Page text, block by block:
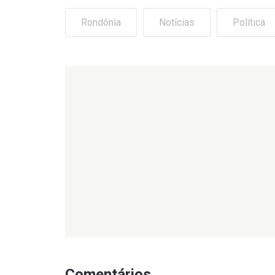
Rondônia Notícias Política